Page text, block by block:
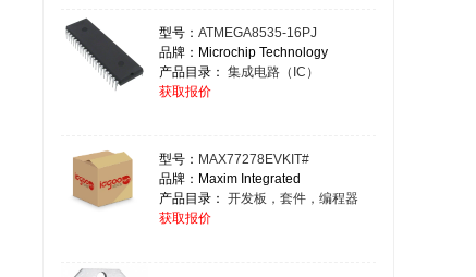
型号： ATMEGA8535-16PJ
品牌：Microchip Technology
产品目录： 集成电路（IC）
获取报价
型号： MAX77278EVKIT#
品牌：Maxim Integrated
产品目录： 开发板，套件，编程器
获取报价